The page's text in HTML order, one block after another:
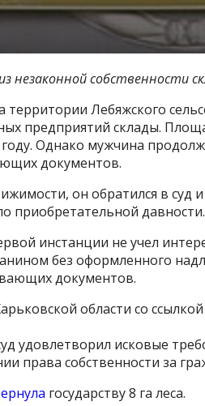
незаконной
Лебяжского
предприятий склады.
Однако мужчина
документов.
он обратился в суд
приобретательной
инстанции не учел
без оформленного
документов.
области со
удовлетворил исковые
права собственности за
государству 8 га леса.